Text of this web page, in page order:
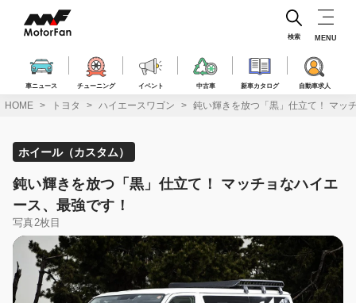
ス
車ニュース チューニング イベント 中古車 新車カタログ 自動車求人
検索 MENU
HOME トヨタ ハイエースワゴン 鈍い輝きを放つ「黒」仕立て！ マッ
ホイール（カスタム）
鈍い輝きを放つ「黒」仕立て！ マッチョなハイエ
ース、最強です！
写真2枚目